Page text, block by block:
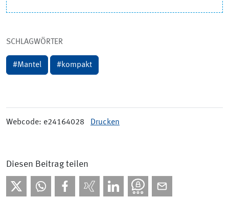
SCHLAGWÖRTER
#Mantel #kompakt
Webcode: e24164028 Drucken
Diesen Beitrag teilen